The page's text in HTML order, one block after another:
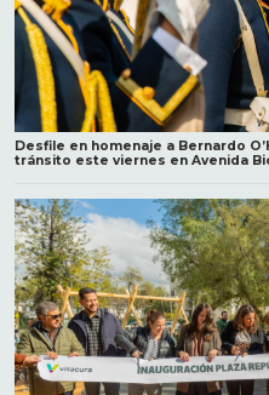
Desfile en homenaje a Bernardo
tránsito este viernes en Avenida